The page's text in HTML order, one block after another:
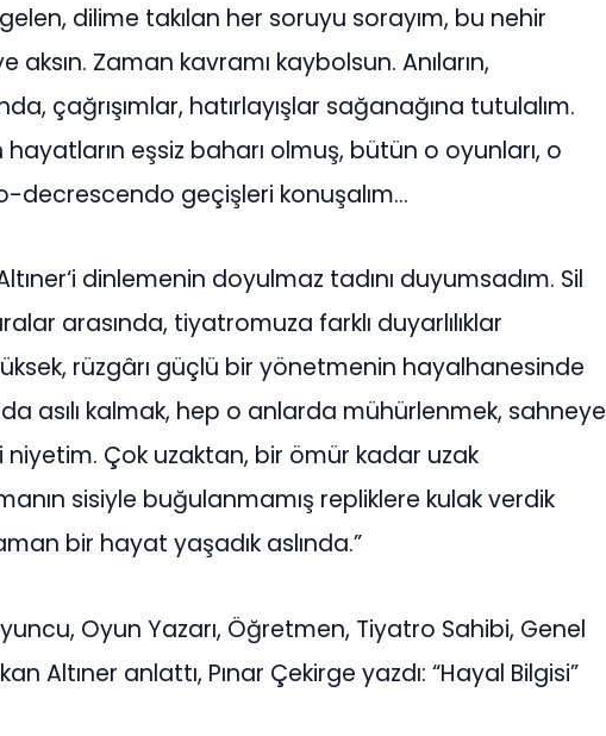
dilime takılan her soruyu sorayım, bu nehir
Zaman kavramı kaybolsun. Anıların,
çağrışımlar, hatırlayışlar sağanağına tutulalım.
eşsiz baharı olmuş, bütün o oyunları, o
decrescendo geçişleri konuşalım…
dinlemenin doyulmaz tadını duyumsadım. Sil
arasında, tiyatromuza farklı duyarlılıklar
rüzgârı güçlü bir yönetmenin hayalhanesinde
asılı kalmak, hep o anlarda mühürlenmek, sahneye
niyetim. Çok uzaktan, bir ömür kadar uzak
sisiyle buğulanmamış repliklere kulak verdik
bir hayat yaşadık aslında.”
Oyun Yazarı, Öğretmen, Tiyatro Sahibi, Genel
Altıner anlattı, Pınar Çekirge yazdı: “Hayal Bilgisi”